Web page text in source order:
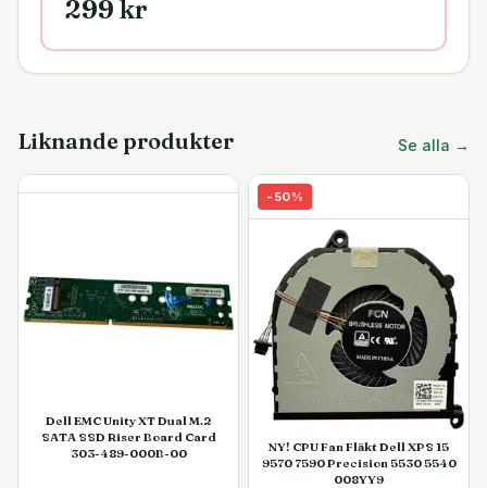
299 kr
Liknande produkter Se alla →
Dell EMC Unity XT Dual M.2
SATA SSD Riser Board Card
303-489-000B-00
- 50%
NY! CPU Fan Fläkt Dell XPS 15
9570 7590 Precision 5530 5540
008YY9